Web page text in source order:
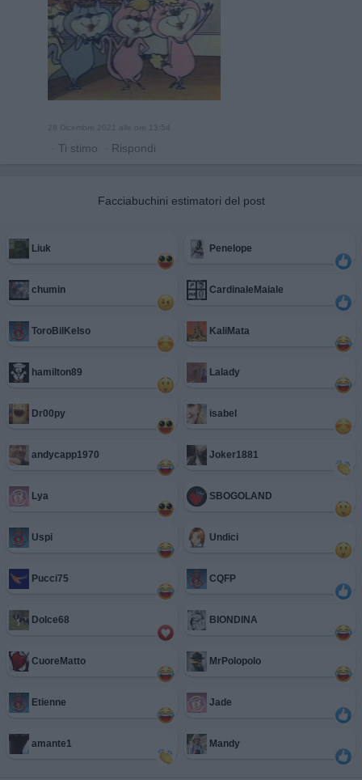
28 Dicembre 2021 alle ore 13:54
· Ti stimo · Rispondi
Facciabuchini estimatori del post
Liuk Penelope
chumin CardinaleMaiale
ToroBilKelso KaliMata
hamilton89 Lalady
Dr00py isabel
andycapp1970 Joker1881
Lya SBOGOLAND
Uspi Undici
Pucci75 CQFP
Dolce68 BIONDINA
CuoreMatto MrPolopolo
Etienne Jade
amante1 Mandy